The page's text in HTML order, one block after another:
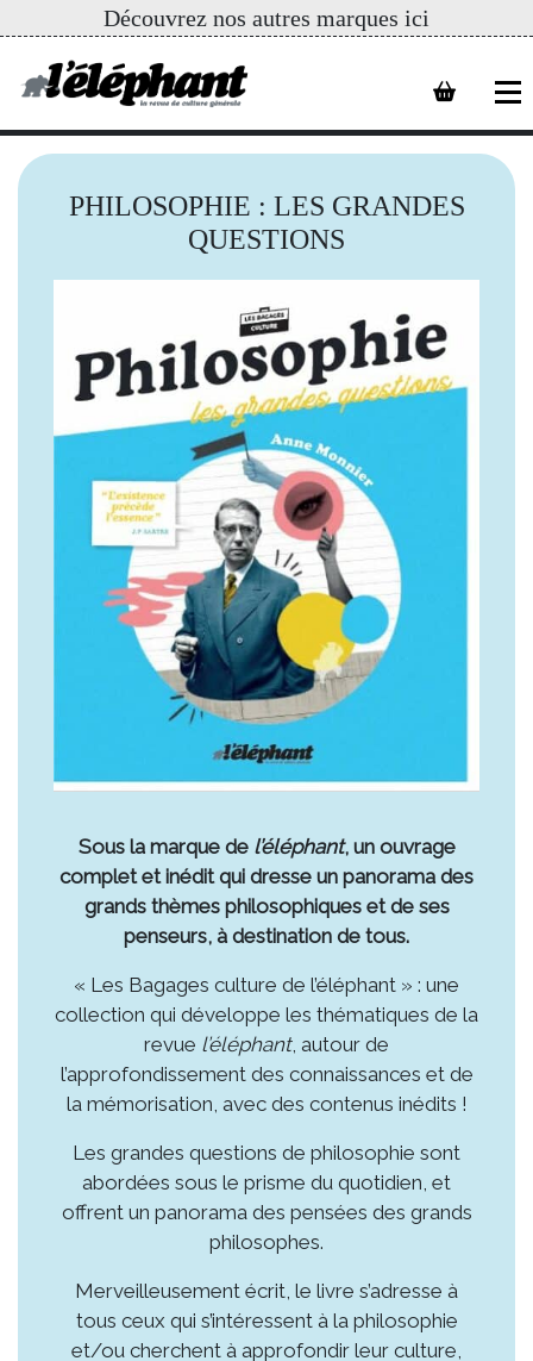
Découvrez nos autres marques ici
PHILOSOPHIE : LES GRANDES
QUESTIONS
Sous la marque de l’éléphant, un ouvrage
complet et inédit qui dresse un panorama des
grands thèmes philosophiques et de ses
penseurs, à destination de tous.
« Les Bagages culture de l’éléphant » : une
collection qui développe les thématiques de la
revue l’éléphant, autour de
l’approfondissement des connaissances et de
la mémorisation, avec des contenus inédits !
Les grandes questions de philosophie sont
abordées sous le prisme du quotidien, et
offrent un panorama des pensées des grands
philosophes.
Merveilleusement écrit, le livre s’adresse à
tous ceux qui s’intéressent à la philosophie
et/ou cherchent à approfondir leur culture,